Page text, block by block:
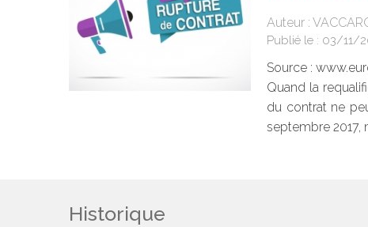
Auteur :
Publié le : 03/11/
Source :
Quand la
du contrat ne
septembre 2017,
Historique